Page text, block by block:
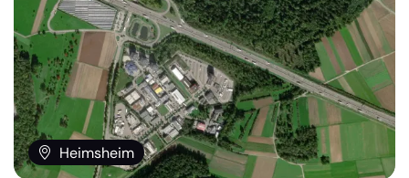
Heimsheim